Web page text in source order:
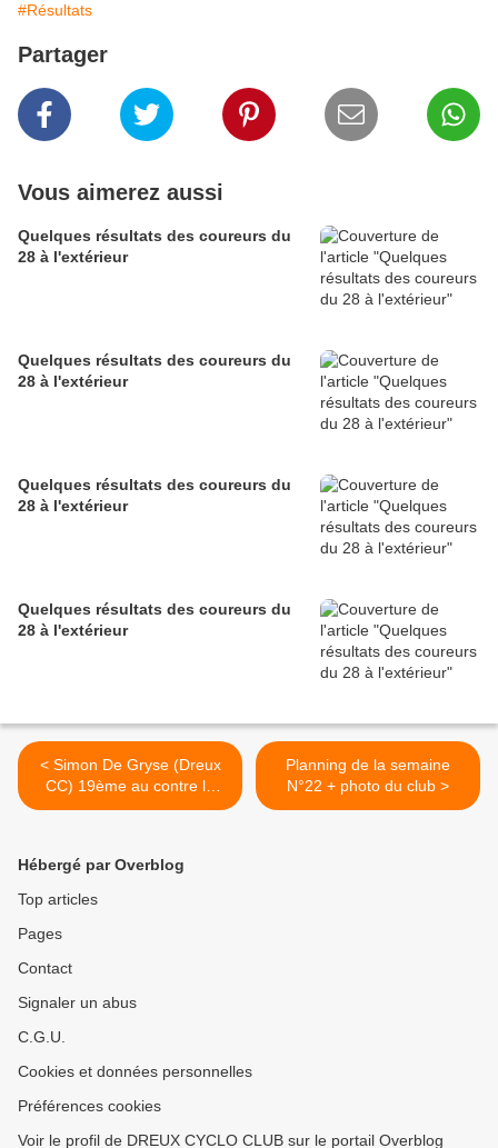
#Résultats
Partager
Vous aimerez aussi
Quelques résultats des coureurs du
28 à l'extérieur
Quelques résultats des coureurs du
28 à l'extérieur
Quelques résultats des coureurs du
28 à l'extérieur
Quelques résultats des coureurs du
28 à l'extérieur
< Simon De Gryse (Dreux
CC) 19ème au contre la
montre de Génissac (33)
Planning de la semaine
N°22 + photo du club >
Hébergé par Overblog
Top articles
Pages
Contact
Signaler un abus
C.G.U.
Cookies et données personnelles
Préférences cookies
Voir le profil de DREUX CYCLO CLUB sur le portail Overblog